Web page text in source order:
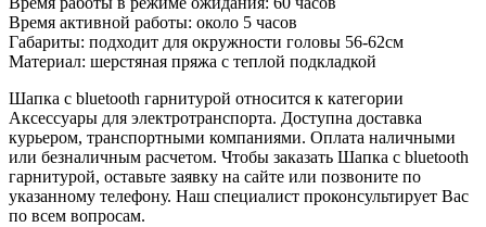
Время активной работы: около 5 часов
Габариты: подходит для окружности головы 56-62см
Материал: шерстяная пряжа с теплой подкладкой
Шапка с bluetooth гарнитурой относится к категории
Аксессуары для электротранспорта. Доступна доставка
курьером, транспортными компаниями. Оплата наличными
или безналичным расчетом. Чтобы заказать Шапка с bluetooth
гарнитурой, оставьте заявку на сайте или позвоните по
указанному телефону. Наш специалист проконсультирует Вас
по всем вопросам.